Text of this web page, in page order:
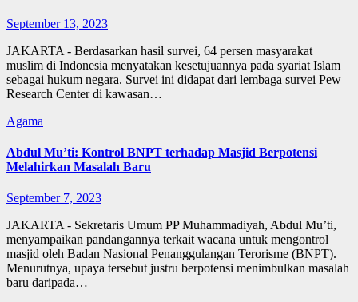
September 13, 2023
JAKARTA - Berdasarkan hasil survei, 64 persen masyarakat
muslim di Indonesia menyatakan kesetujuannya pada syariat Islam
sebagai hukum negara. Survei ini didapat dari lembaga survei Pew
Research Center di kawasan…
Agama
Abdul Mu’ti: Kontrol BNPT terhadap Masjid Berpotensi
Melahirkan Masalah Baru
September 7, 2023
JAKARTA - Sekretaris Umum PP Muhammadiyah, Abdul Mu’ti,
menyampaikan pandangannya terkait wacana untuk mengontrol
masjid oleh Badan Nasional Penanggulangan Terorisme (BNPT).
Menurutnya, upaya tersebut justru berpotensi menimbulkan masalah
baru daripada…